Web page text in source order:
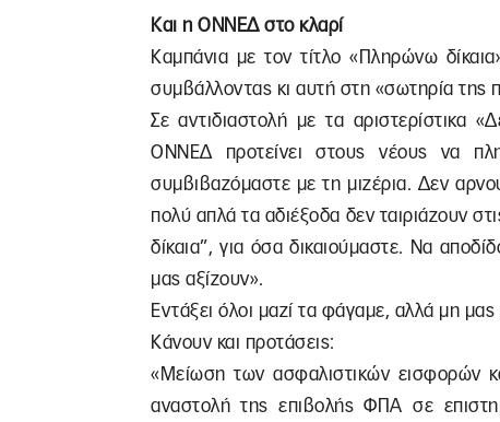
Και η ΟΝΝΕΔ στο κλαρί
Καμπάνια με τον τίτλο «Πληρώνω
συμβάλλοντας κι αυτή στη «σωτηρία της
Σε αντιδιαστολή με τα
ΟΝΝΕΔ προτείνει στους νέους να
συμβιβαζόμαστε με τη μιζέρια. Δεν
πολύ απλά τα αδιέξοδα δεν ταιριάζουν
δίκαια”, για όσα δικαιούμαστε. Να
μας αξίζουν».
Εντάξει όλοι μαζί τα φάγαμε, αλλά μη
Κάνουν και προτάσεις:
«Μείωση των ασφαλιστικών εισφορών
αναστολή της επιβολής ΦΠΑ σε